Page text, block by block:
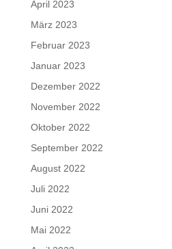
April 2023
März 2023
Februar 2023
Januar 2023
Dezember 2022
November 2022
Oktober 2022
September 2022
August 2022
Juli 2022
Juni 2022
Mai 2022